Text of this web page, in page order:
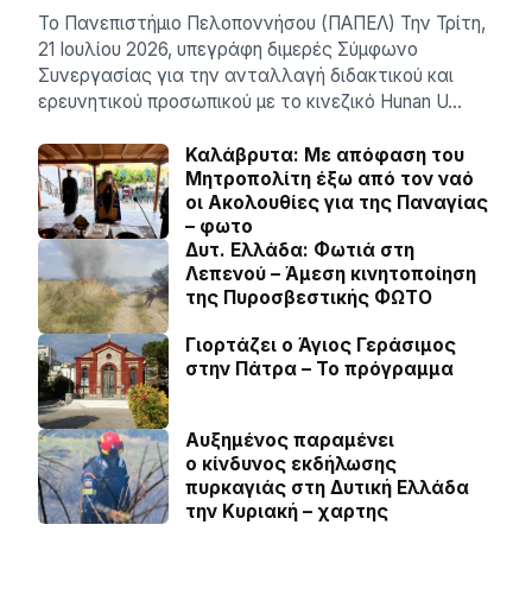
Το Πανεπιστήμιο Πελοποννήσου (ΠΑΠΕΛ) Την Τρίτη,
21 Ιουλίου 2026, υπεγράφη διμερές Σύμφωνο
Συνεργασίας για την ανταλλαγή διδακτικού και
ερευνητικού προσωπικού με το κινεζικό Hunan U…
Καλάβρυτα: Με απόφαση του
Μητροπολίτη έξω από τον ναό
οι Ακολουθίες για της Παναγίας
– φωτο
Δυτ. Ελλάδα: Φωτιά στη
Λεπενού – Άμεση κινητοποίηση
της Πυροσβεστικής ΦΩΤΟ
Γιορτάζει ο Άγιος Γεράσιμος
στην Πάτρα – Το πρόγραμμα
Αυξημένος παραμένει
ο κίνδυνος εκδήλωσης
πυρκαγιάς στη Δυτική Ελλάδα
την Κυριακή – χαρτης